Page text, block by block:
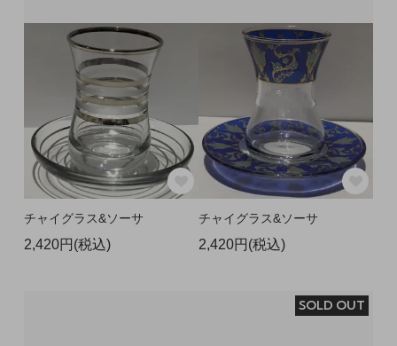
チャイグラス&ソーサ
2,420円(税込)
チャイグラス&ソーサ
2,420円(税込)
SOLD OUT